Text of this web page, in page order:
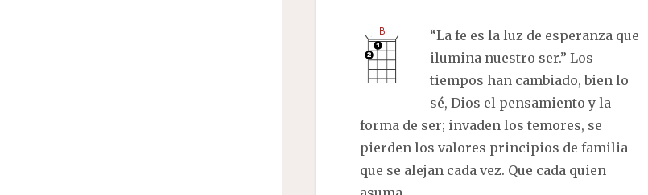
“La fe es la luz de esperanza que
ilumina nuestro ser.” Los
tiempos han cambiado, bien lo
sé, Dios el pensamiento y la
forma de ser; invaden los temores, se
pierden los valores principios de familia
que se alejan cada vez. Que cada quien